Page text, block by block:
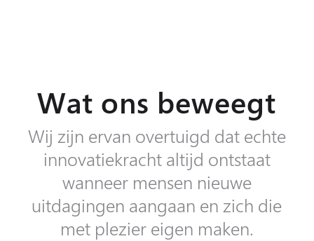
Wat ons beweegt
Wij zijn ervan overtuigd dat echte
innovatiekracht altijd ontstaat
wanneer mensen nieuwe
uitdagingen aangaan en zich die
met plezier eigen maken.